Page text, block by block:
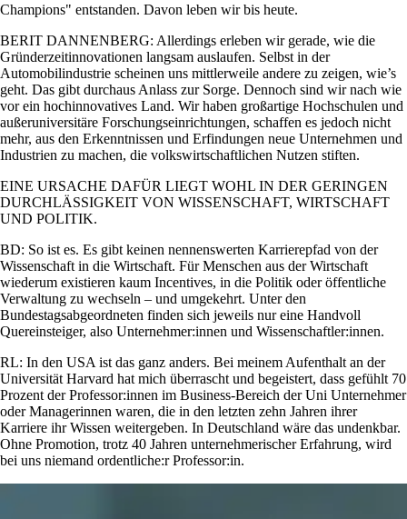
Champions
entstanden. Davon leben wir bis heute.
BERIT DANNENBERG: Allerdings erleben wir gerade, wie die
Gründerzeitinnovationen langsam auslaufen. Selbst in der
Automobilindustrie scheinen uns mittlerweile andere zu zeigen, wie’s
geht. Das gibt durchaus Anlass zur Sorge. Dennoch sind wir nach wie
vor ein hochinnovatives Land. Wir haben großartige Hochschulen und
außeruniversitäre Forschungseinrichtungen, schaffen es jedoch nicht
mehr, aus den Erkenntnissen und Erfindungen neue Unternehmen und
Industrien zu machen, die volkswirtschaftlichen Nutzen stiften.
EINE URSACHE DAFÜR LIEGT WOHL IN DER GERINGEN
DURCHLÄSSIGKEIT VON WISSENSCHAFT, WIRTSCHAFT
UND POLITIK.
BD: So ist es. Es gibt keinen nennenswerten Karrierepfad von der
Wissenschaft in die Wirtschaft. Für Menschen aus der Wirtschaft
wiederum existieren kaum Incentives, in die Politik oder öffentliche
Verwaltung zu wechseln – und umgekehrt. Unter den
Bundestagsabgeordneten finden sich jeweils nur eine Handvoll
Quereinsteiger, also Unternehmer:innen und Wissenschaftler:innen.
RL: In den USA ist das ganz anders. Bei meinem Aufenthalt an der
Universität Harvard hat mich überrascht und begeistert, dass gefühlt 70
Prozent der Professor:innen im Business-Bereich der Uni Unternehmer
oder Managerinnen waren, die in den letzten zehn Jahren ihrer
Karriere ihr Wissen weitergeben. In Deutschland wäre das undenkbar.
Ohne Promotion, trotz 40 Jahren unternehmerischer Erfahrung, wird
bei uns niemand ordentliche:r Professor:in.